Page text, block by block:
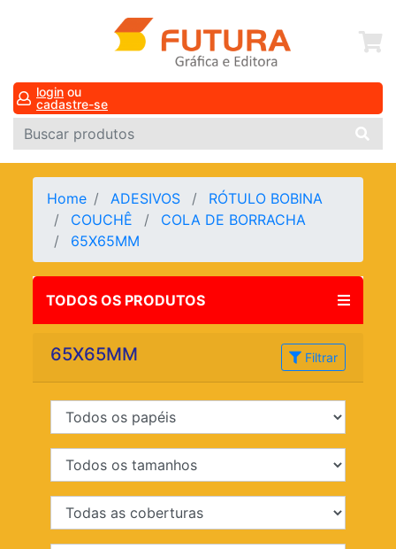
login ou
cadastre-se
Home ADESIVOS
RÓTULO BOBINA
COUCHÊ
COLA DE BORRACHA
65X65MM
TODOS OS PRODUTOS
65X65MM Filtrar